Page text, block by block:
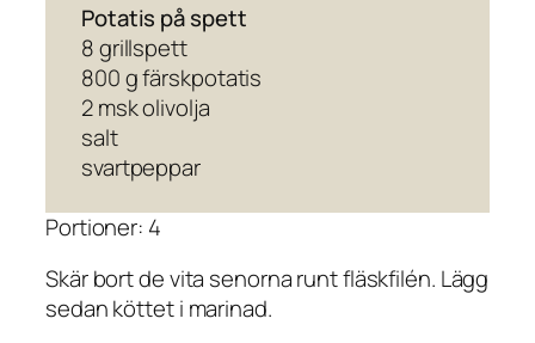
Potatis på spett
8 grillspett
800 g färskpotatis
2 msk olivolja
salt
svartpeppar
Portioner: 4
Skär bort de vita senorna runt fläskfilén. Lägg
sedan köttet i marinad.